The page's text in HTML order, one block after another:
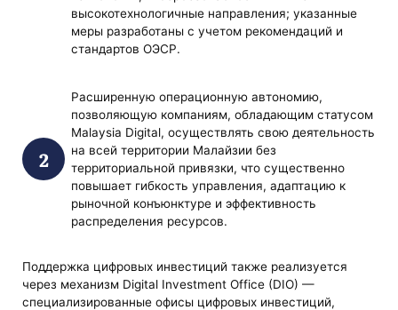
высокотехнологичные направления; указанные
меры разработаны с учетом рекомендаций и
стандартов ОЭСР.
Расширенную операционную автономию,
позволяющую компаниям, обладающим статусом
Malaysia Digital, осуществлять свою деятельность
на всей территории Малайзии без
территориальной привязки, что существенно
повышает гибкость управления, адаптацию к
рыночной конъюнктуре и эффективность
распределения ресурсов.
Поддержка цифровых инвестиций также реализуется
через механизм Digital Investment Office (DIO) —
специализированные офисы цифровых инвестиций,